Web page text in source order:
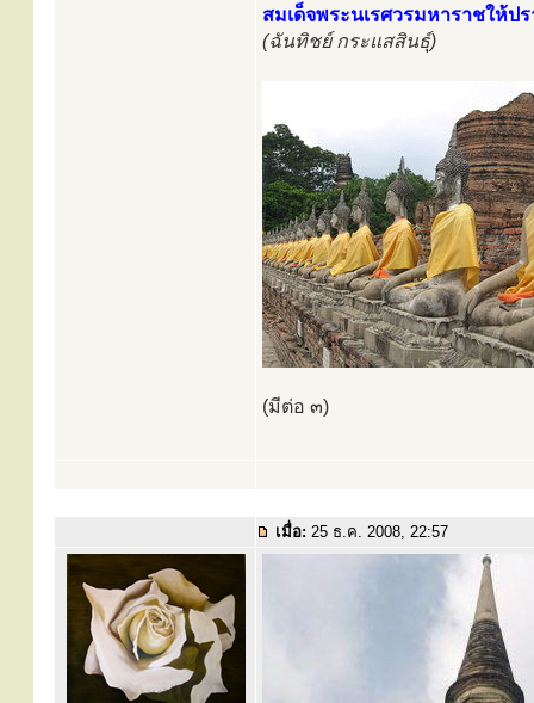
สมเด็จพระนเรศวรมหาราชให้ป
(ฉันทิชย์ กระแสสินธุ์)
(มีต่อ ๓)
เมื่อ: 25 ธ.ค. 2008, 22:57